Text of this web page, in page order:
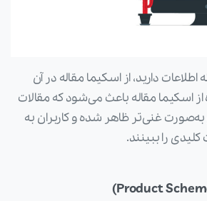
اطلاعات دارید، از اسکیما مقاله در آن
از اسکیما مقاله باعث می‌شود که مقالات
غنی‌تر ظاهر شده و کاربران به
را ببینند.